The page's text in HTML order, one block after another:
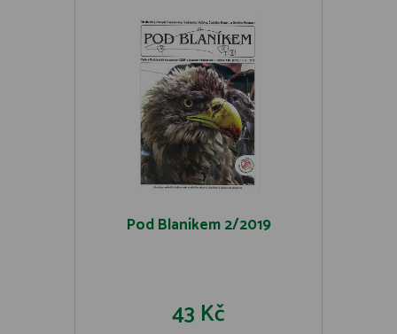
Pod Blaníkem 2/2019
43 Kč